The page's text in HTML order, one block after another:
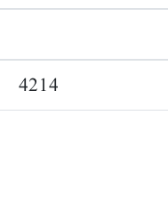
4214